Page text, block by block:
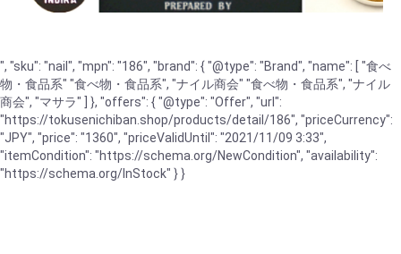
", "sku": "nail", "mpn": "186", "brand": { "@type": "Brand", "name": [ "食べ
物・食品系" "食べ物・食品系", "ナイル商会" "食べ物・食品系", "ナイル
商会", "マサラ" ] }, "offers": { "@type": "Offer", "url":
"https://tokusenichiban.shop/products/detail/186", "priceCurrency":
"JPY", "price": "1360", "priceValidUntil": "2021/11/09 3:33",
"itemCondition": "https://schema.org/NewCondition", "availability":
"https://schema.org/InStock" } }